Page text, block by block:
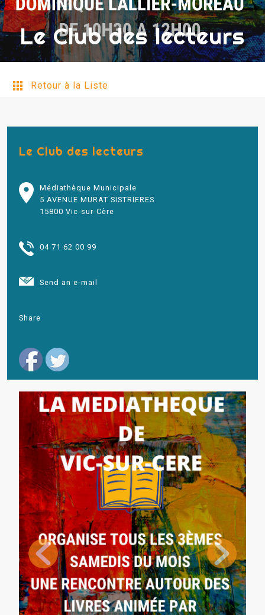
Le Club des lecteurs
Retour à la Liste
Le Club des lecteurs
Médiathèque Municipale
5 AVENUE MURAT SISTRIERES
15800 Vic-sur-Cère
04 71 62 00 99
Send an e-mail
Share